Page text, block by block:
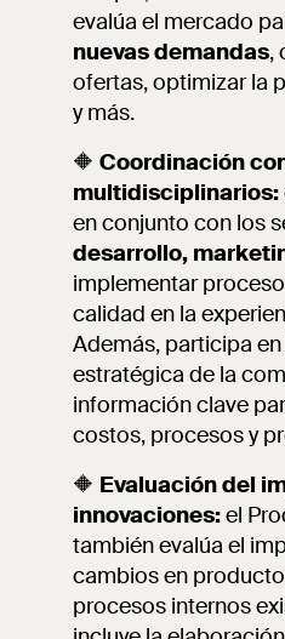
evalúa el mercado
nuevas demandas,
ofertas, optimizar la
y más.
🔶 Coordinación
multidisciplinarios:
en conjunto con los
desarrollo,
implementar
calidad en la
Además, participa
estratégica de la
información clave
costos, procesos y
🔶 Evaluación del
innovaciones:el
también evalúa el
cambios en
procesos internos